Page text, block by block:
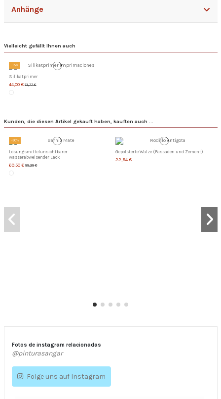
Anhänge
Vielleicht gefällt Ihnen auch
-15%
Silikatprimer
44,00 € 51,77 €
Kunden, die diesen Artikel gekauft haben, kauften auch ...
-30%
Lösungsmittelunsichtbarer
wasserabweisender Lack
69,50 € 99,29 €
Gepolsterte Walze (Fassaden und Zement)
22,94 €
Fotos de instagram relacionadas
@pinturasangar
Folge uns auf Instagram